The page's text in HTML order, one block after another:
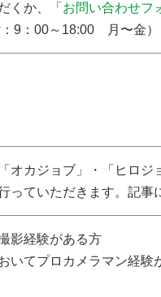
くか、「 お問い合わせフ
：9：00～18:00 月〜金）
オカジョブ」・「ヒロ
っていただきます。記事
影経験がある方
いてプロカメラマン経験